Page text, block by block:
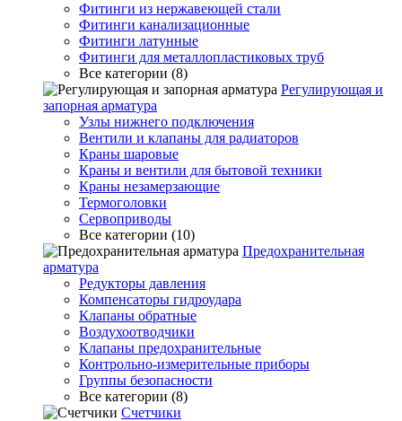
Фитинги из нержавеющей стали
Фитинги канализационные
Фитинги латунные
Фитинги для металлопластиковых труб
Все категории (8)
Регулирующая и
запорная арматура
Узлы нижнего подключения
Вентили и клапаны для радиаторов
Краны шаровые
Краны и вентили для бытовой техники
Краны незамерзающие
Термоголовки
Сервоприводы
Все категории (10)
Предохранительная
арматура
Редукторы давления
Компенсаторы гидроудара
Клапаны обратные
Воздухоотводчики
Клапаны предохранительные
Контрольно-измерительные приборы
Группы безопасности
Все категории (8)
Счетчики